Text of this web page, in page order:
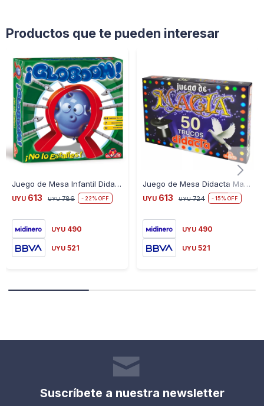
Productos que te pueden interesar
Juego de Mesa Infantil Didacta Globoom Solo o en Equipo
UYU 613 UYU 786 22
UYU 490
UYU 521
Juego de Mesa Didacta Magia 50 Trucos
UYU 613 UYU 724 15
UYU 490
UYU 521
Suscríbete a nuestra newsletter